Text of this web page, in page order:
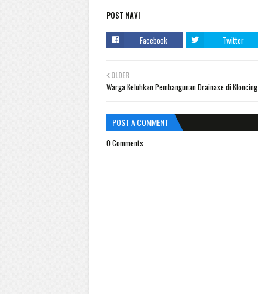
POST NAVI
Facebook Twitter
OLDER
Warga Keluhkan Pembangunan Drainase di Kloncing
POST A COMMENT
0 Comments